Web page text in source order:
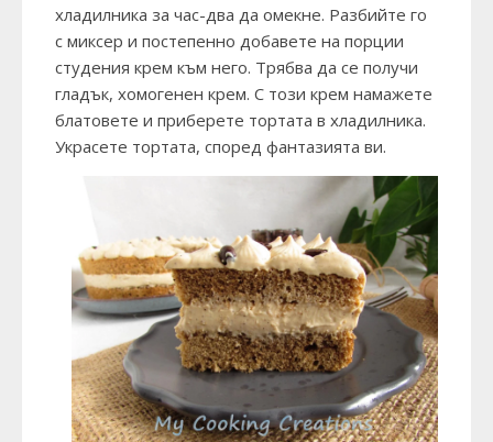
хладилника за час-два да омекне. Разбийте го
с миксер и постепенно добавете на порции
студения крем към него. Трябва да се получи
гладък, хомогенен крем. С този крем намажете
блатовете и приберете тортата в хладилника.
Украсете тортата, според фантазията ви.